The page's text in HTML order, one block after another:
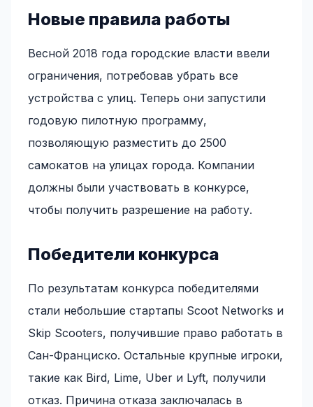
Новые правила работы
Весной 2018 года городские власти ввели
ограничения, потребовав убрать все
устройства с улиц. Теперь они запустили
годовую пилотную программу,
позволяющую разместить до 2500
самокатов на улицах города. Компании
должны были участвовать в конкурсе,
чтобы получить разрешение на работу.
Победители конкурса
По результатам конкурса победителями
стали небольшие стартапы Scoot Networks и
Skip Scooters, получившие право работать в
Сан-Франциско. Остальные крупные игроки,
такие как Bird, Lime, Uber и Lyft, получили
отказ. Причина отказа заключалась в